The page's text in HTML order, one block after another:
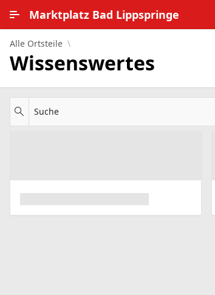
Marktplatz Bad Lippspringe
Alle Ortsteile
Nutzungsbedingungen
Alle Ortsteile
Wissenswertes
Suche